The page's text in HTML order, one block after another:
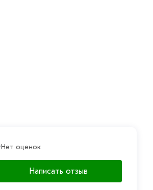
Нет оценок
Написать отзыв